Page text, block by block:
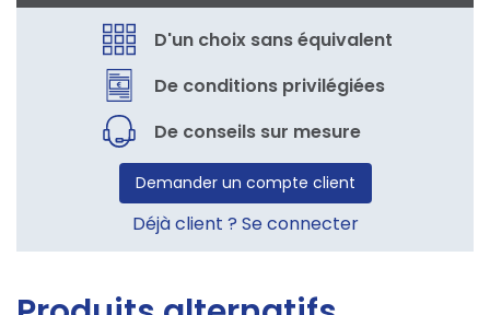
D'un choix sans équivalent
De conditions privilégiées
De conseils sur mesure
Demander un compte client
Déjà client ? Se connecter